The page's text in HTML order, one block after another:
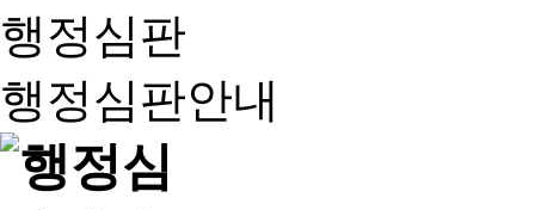
행정심판
행정심판안내